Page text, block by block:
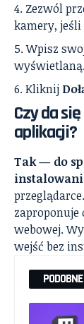
Zezwól
kamery,
Wpisz
Kliknij
Czy da
aplikacji?
Tak — do
webowej.
wejść bez
PODOBNE